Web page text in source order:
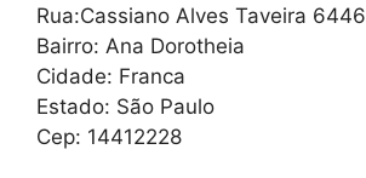
Rua:Cassiano Alves Taveira 6446
Bairro: Ana Dorotheia
Cidade: Franca
Estado: São Paulo
Cep: 14412228